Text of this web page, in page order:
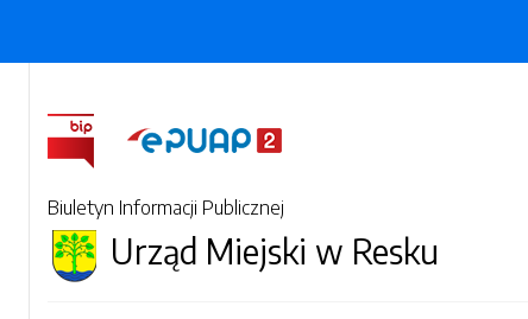
Biuletyn Informacji Publicznej
Urząd Miejski w Resku